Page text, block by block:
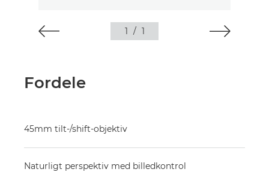
1 / 1
Fordele
45mm tilt-/shift-objektiv
Naturligt perspektiv med billedkontrol